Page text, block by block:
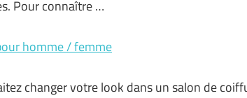
Pour connaître …
homme / femme
changer votre look dans un salon de